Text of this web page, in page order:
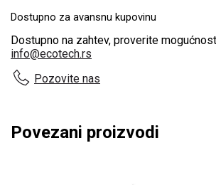
Dostupno za avansnu kupovinu
Dostupno na zahtev, proverite
info@ecotech.rs
Pozovite nas
Povezani proizvodi